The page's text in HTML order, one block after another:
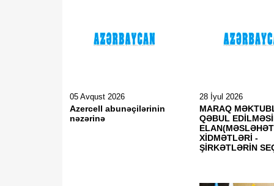
05 Avqust 2026
Azercell abunəçilərinin
nəzərinə
28 İyul 2026
MARAQ
QƏBUL
ELAN(MƏSLƏHƏT
XİDMƏTLƏRİ -
ŞİRKƏTLƏRİN